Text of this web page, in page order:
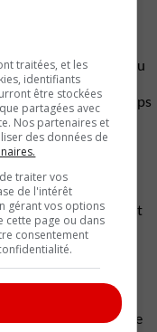
le nom de leur
a été mis à
a réalisé un temps au
Nordschleife du
un des meilleurs temps
des conditions
est revenue avec
au marché
en chef Tochio
secondes, atteignant
pour la première
sera répétée
GT-R réalisera le
exploits plus
du dérapage
traitées, et les
identifiants
être stockées
partagées avec
Nos partenaires et
des données de
traiter vos
de l'intérêt
gérant vos options
cette page ou dans
consentement